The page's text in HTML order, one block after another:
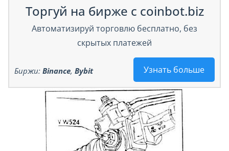
Торгуй на бирже с coinbot.biz
Автоматизируй торговлю бесплатно, без
скрытых платежей
Узнать больше
Биржи: Binance, Bybit